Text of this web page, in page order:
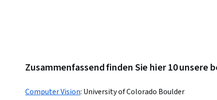
Zusammenfassend finden Sie hier 10 unsere
Computer Vision: University of Colorado Boulder